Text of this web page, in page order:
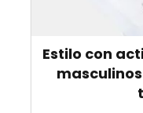
Estilo con